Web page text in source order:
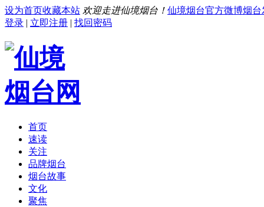
设为首页收藏本站 欢迎走进仙境烟台！ 仙境烟台官方微博烟台
登录 | 立即注册 | 找回密码
首页
速读
关注
品牌烟台
烟台故事
文化
聚焦